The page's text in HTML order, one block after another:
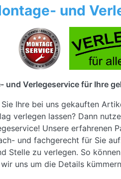
und
und Verlegeservice für Ihre
Ihre bei uns gekauften
verlegen lassen? Dann
Unsere erfahrenen
und fachgerecht für Sie
Stelle zu verlegen. So
uns um die Details